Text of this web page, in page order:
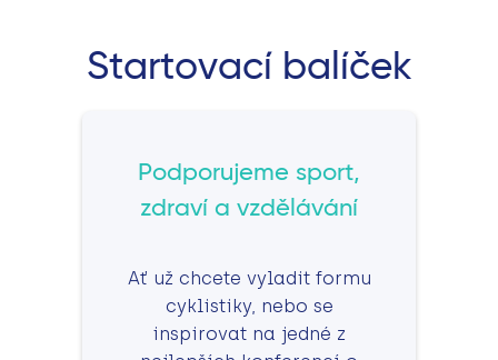
Startovací balíček
Podporujeme sport,
zdraví a vzdělávání
Ať už chcete vyladit formu
cyklistiky, nebo se
inspirovat na jedné z